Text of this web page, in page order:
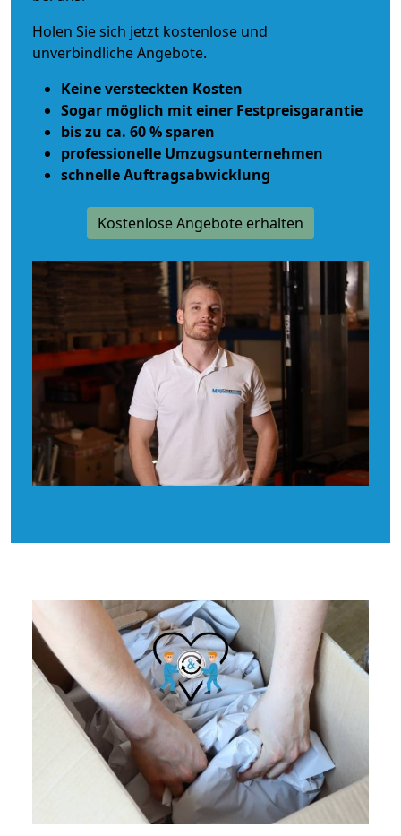
Holen Sie sich jetzt kostenlose und
unverbindliche Angebote.
Keine versteckten Kosten
Sogar möglich mit einer Festpreisgarantie
bis zu ca. 60 % sparen
professionelle Umzugsunternehmen
schnelle Auftragsabwicklung
Kostenlose Angebote erhalten